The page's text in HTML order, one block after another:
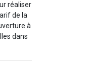
réaliser
de la
à
dans